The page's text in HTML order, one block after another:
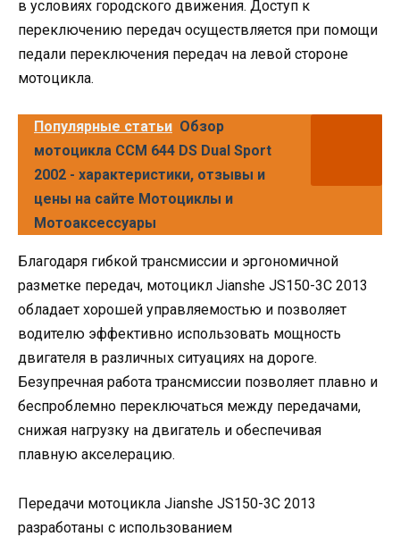
в условиях городского движения. Доступ к
переключению передач осуществляется при помощи
педали переключения передач на левой стороне
мотоцикла.
Популярные статьи Обзор
мотоцикла CCM 644 DS Dual Sport
2002 - характеристики, отзывы и
цены на сайте Мотоциклы и
Мотоаксессуары
Благодаря гибкой трансмиссии и эргономичной
разметке передач, мотоцикл Jianshe JS150-3C 2013
обладает хорошей управляемостью и позволяет
водителю эффективно использовать мощность
двигателя в различных ситуациях на дороге.
Безупречная работа трансмиссии позволяет плавно и
беспроблемно переключаться между передачами,
снижая нагрузку на двигатель и обеспечивая
плавную акселерацию.
Передачи мотоцикла Jianshe JS150-3C 2013
разработаны с использованием